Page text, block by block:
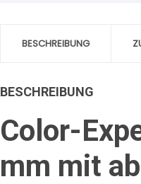
BESCHREIBUNG
BESCHREIBUNG
Color-
mm mit